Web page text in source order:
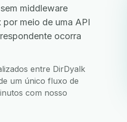
middleware
meio de uma API
ocorra
entre DirDyalk
um único fluxo de
com nosso